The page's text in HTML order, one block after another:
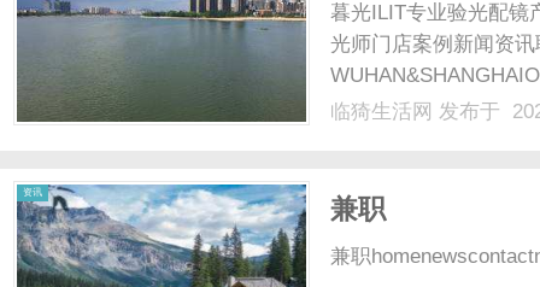
暮光ILIT专业验光配镜
光师门店案例新闻资
配镜的写字楼眼镜店
临猗生活网 发布于
资讯
兼职
兼职